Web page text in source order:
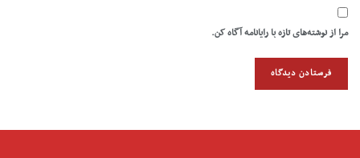
مرا از نوشته‌های تازه با رایانامه آگاه کن.